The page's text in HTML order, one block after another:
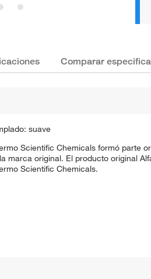
Comparar
suave
Scientific Chemicals formó parte
marca original. El producto original
Scientific Chemicals.